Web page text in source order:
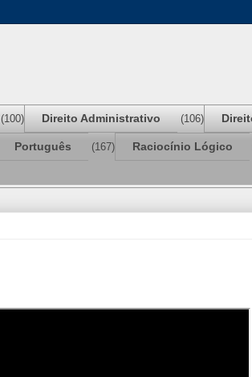
(100) Direito Administrativo (106)
Português (167) Raciocínio Lógico